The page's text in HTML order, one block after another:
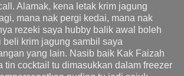
Alamak, kena letak krim jagung
mana nak pergi kedai, mana nak
rezeki saya hubby balik awal boleh
beli krim jagung sambil saya
yang lain. Nasib baik Kak Faizah
tin cocktail tu dimasukkan dalam freezer